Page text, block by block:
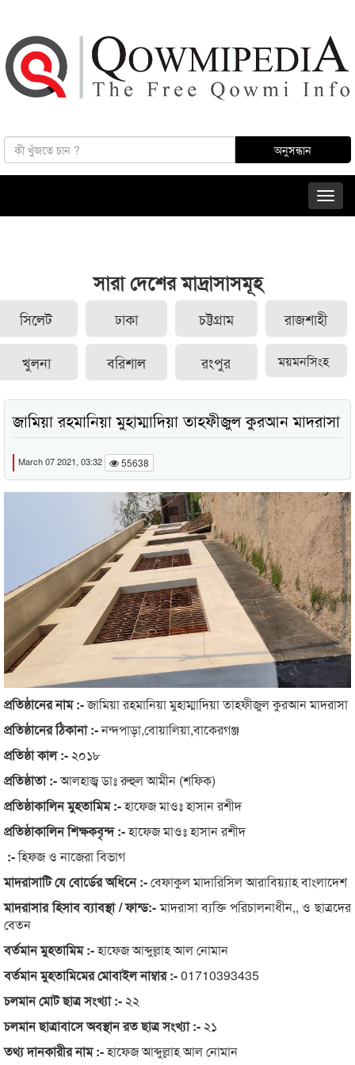
সারা দেশের মাদ্রাসাসমূহ
সিলেট ঢাকা চট্টগ্রাম রাজশাহী
খুলনা বরিশাল রংপুর ময়মনসিংহ
জামিয়া রহমানিয়া মুহাম্মাদিয়া তাহফীজুল কুরআন মাদরাসা
March 07 2021, 03:32 55638
প্রতিষ্ঠানের নাম :-জামিয়া রহমানিয়া মুহাম্মাদিয়া তাহফীজুল কুরআন মাদরাসা
প্রতিষ্ঠানের ঠিকানা :-নন্দপাড়া,বোয়ালিয়া,বাকেরগঞ্জ
প্রতিষ্ঠা কাল :- ২০১৮
প্রতিষ্ঠাতা :-আলহাজ্ব ডাঃ রুহুল আমীন (শফিক)
প্রতিষ্ঠাকালিন মুহতামিম :-হাফেজ মাওঃ হাসান রশীদ
প্রতিষ্ঠাকালিন শিক্ষকবৃন্দ :-হাফেজ মাওঃ হাসান রশীদ
:-হিফজ ও নাজেরা বিভাগ
মাদরাসাটি যে বোর্ডের অধিনে :-বেফাকুল মাদারিসিল আরাবিয়্যাহ বাংলাদেশ
মাদরাসার হিসাব ব্যাবস্থা / ফান্ড:-মাদরাসা ব্যক্তি পরিচালনাধীন,, ও ছাত্রদের
বেতন
বর্তমান মুহতামিম :-হাফেজ আব্দুল্লাহ আল নোমান
বর্তমান মুহতামিমের মোবাইল নাম্বার :-01710393435
চলমান মোট ছাত্র সংখ্যা :- ২২
চলমান ছাত্রাবাসে অবস্থান রত ছাত্র সংখ্যা :- ২১
তথ্য দানকারীর নাম :-হাফেজ আব্দুল্লাহ আল নোমান